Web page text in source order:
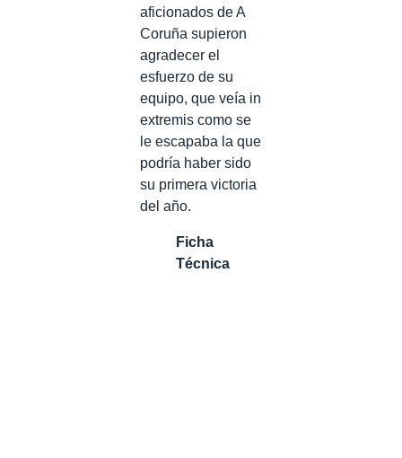
aficionados de A
Coruña supieron
agradecer el
esfuerzo de su
equipo, que veía in
extremis como se
le escapaba la que
podría haber sido
su primera victoria
del año.
Ficha
Técnica